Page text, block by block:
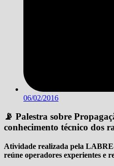
06/02/2016
📡 Palestra sobre
conhecimento técnico dos
Atividade realizada pela
reúne operadores experientes e